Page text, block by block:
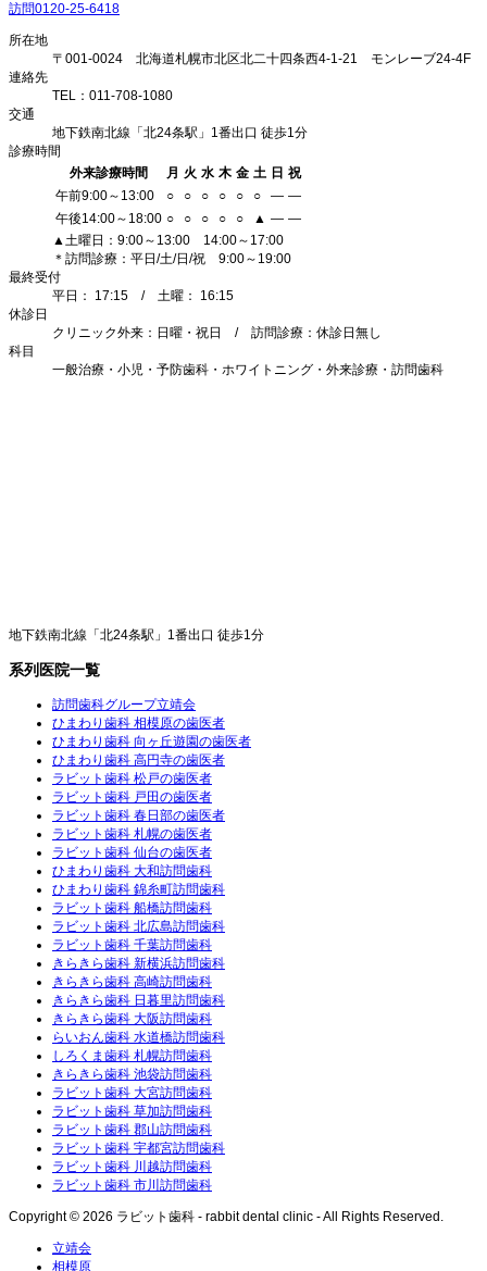
訪問0120-25-6418
所在地
〒001-0024 北海道札幌市北区北二十四条西4-1-21 モンレーブ24-4F
連絡先
TEL：011-708-1080
交通
地下鉄南北線「北24条駅」1番出口 徒歩1分
診療時間
外来診療時間
月 火 水 木 金 土 日 祝
午前9:00～13:00
○ ○ ○ ○ ○ ○ ― ―
午後14:00～18:00 ○ ○ ○ ○ ○ ▲ ― ―
▲土曜日：9:00～13:00 14:00～17:00
＊訪問診療：平日/土/日/祝 9:00～19:00
最終受付
平日： 17:15 / 土曜： 16:15
休診日
クリニック外来：日曜・祝日 / 訪問診療：休診日無し
科目
一般治療・小児・予防歯科・ホワイトニング・外来診療・訪問歯科
地下鉄南北線「北24条駅」1番出口 徒歩1分
系列医院一覧
訪問歯科グループ立靖会
ひまわり歯科 相模原の歯医者
ひまわり歯科 向ヶ丘遊園の歯医者
ひまわり歯科 高円寺の歯医者
ラビット歯科 松戸の歯医者
ラビット歯科 戸田の歯医者
ラビット歯科 春日部の歯医者
ラビット歯科 札幌の歯医者
ラビット歯科 仙台の歯医者
ひまわり歯科 大和訪問歯科
ひまわり歯科 錦糸町訪問歯科
ラビット歯科 船橋訪問歯科
ラビット歯科 北広島訪問歯科
ラビット歯科 千葉訪問歯科
きらきら歯科 新横浜訪問歯科
きらきら歯科 高崎訪問歯科
きらきら歯科 日暮里訪問歯科
きらきら歯科 大阪訪問歯科
らいおん歯科 水道橋訪問歯科
しろくま歯科 札幌訪問歯科
きらきら歯科 池袋訪問歯科
ラビット歯科 大宮訪問歯科
ラビット歯科 草加訪問歯科
ラビット歯科 郡山訪問歯科
ラビット歯科 宇都宮訪問歯科
ラビット歯科 川越訪問歯科
ラビット歯科 市川訪問歯科
Copyright © 2026 ラビット歯科 - rabbit dental clinic - All Rights Reserved.
立靖会
相模原